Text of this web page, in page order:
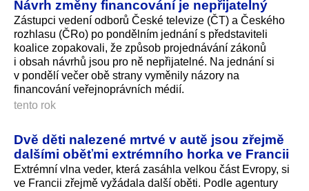
Návrh změny financování je nepřijatelný
Zástupci vedení odborů České televize (ČT) a Českého
rozhlasu (ČRo) po pondělním jednání s představiteli
koalice zopakovali, že způsob projednávání zákonů
i obsah návrhů jsou pro ně nepřijatelné. Na jednání si
v pondělí večer obě strany vyměnily názory na
financování veřejnoprávních mé­dií.
tento rok
Dvě děti nalezené mrtvé v autě jsou zřejmě
dalšími oběťmi extrémního horka ve Francii
Extrémní vlna veder, která zasáhla velkou část Evropy, si
ve Francii zřejmě vyžádala další oběti. Podle agentury